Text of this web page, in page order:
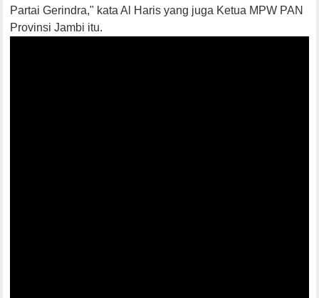
Partai Gerindra," kata Al Haris yang juga Ketua MPW PAN
Provinsi Jambi itu.